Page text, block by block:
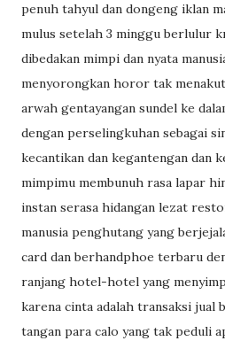
penuh tahyul dan dongeng iklan
mulus setelah 3 minggu berlulur
dibedakan mimpi dan nyata
menyorongkan horor tak
arwah gentayangan sundel ke
dengan perselingkuhan sebagai
kecantikan dan kegantengan dan
mimpimu membunuh rasa lapar
instan serasa hidangan lezat
manusia penghutang yang
card dan berhandphoe terbaru
ranjang hotel-hotel yang
karena cinta adalah transaksi jual
tangan para calo yang tak peduli